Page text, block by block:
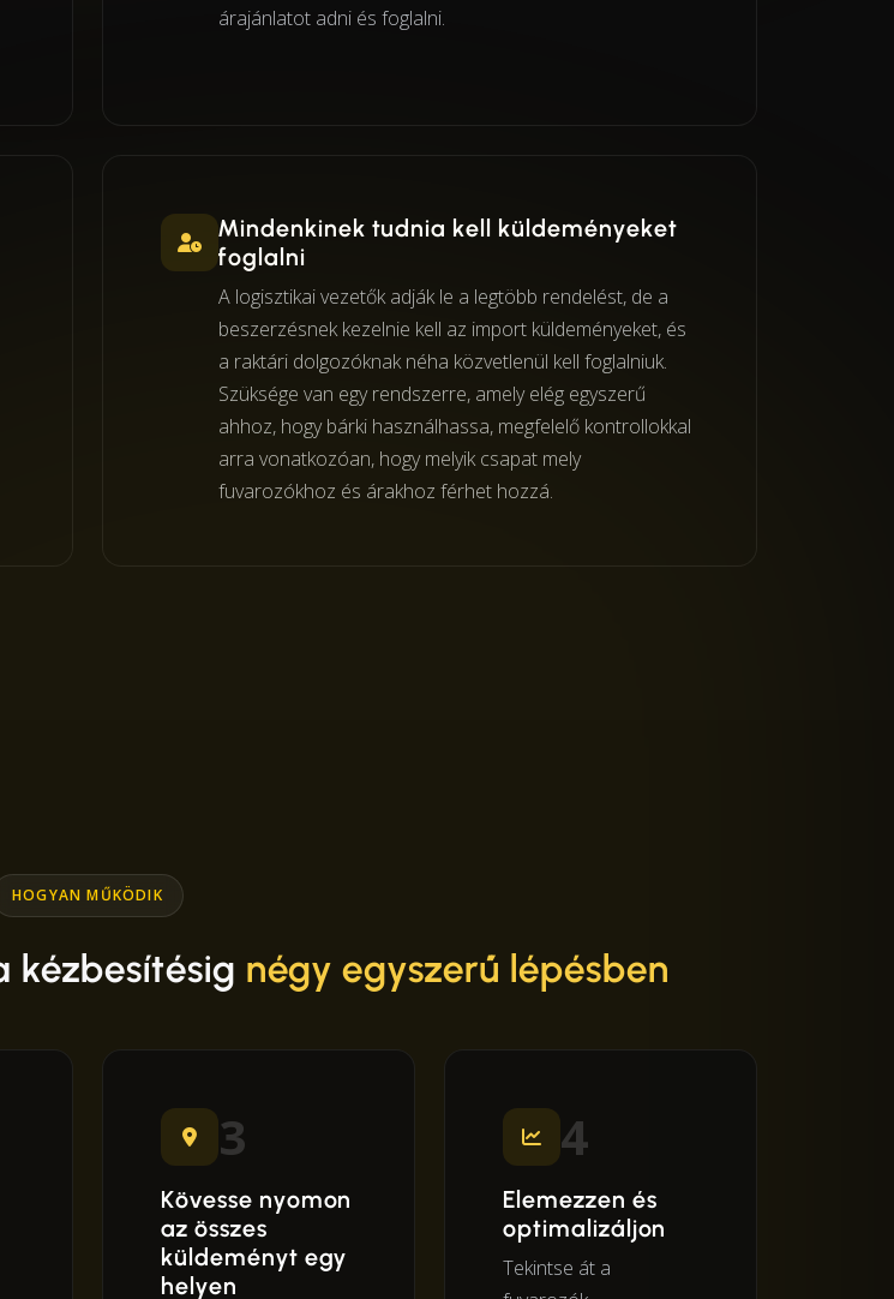
árajánlatot adni és foglalni.
Mindenkinek tudnia kell küldeményeket
foglalni
A logisztikai vezetők adják le a legtöbb rendelést, de a
beszerzésnek kezelnie kell az import küldeményeket, és
a raktári dolgozóknak néha közvetlenül kell foglalniuk.
Szüksége van egy rendszerre, amely elég egyszerű
ahhoz, hogy bárki használhassa, megfelelő kontrollokkal
arra vonatkozóan, hogy melyik csapat mely
fuvarozókhoz és árakhoz férhet hozzá.
HOGYAN MŰKÖDIK
kézbesítésig négy egyszerű lépésben
3
Kövesse nyomon
az összes
küldeményt egy
helyen
4
Elemezzen és
optimalizáljon
Tekintse át a